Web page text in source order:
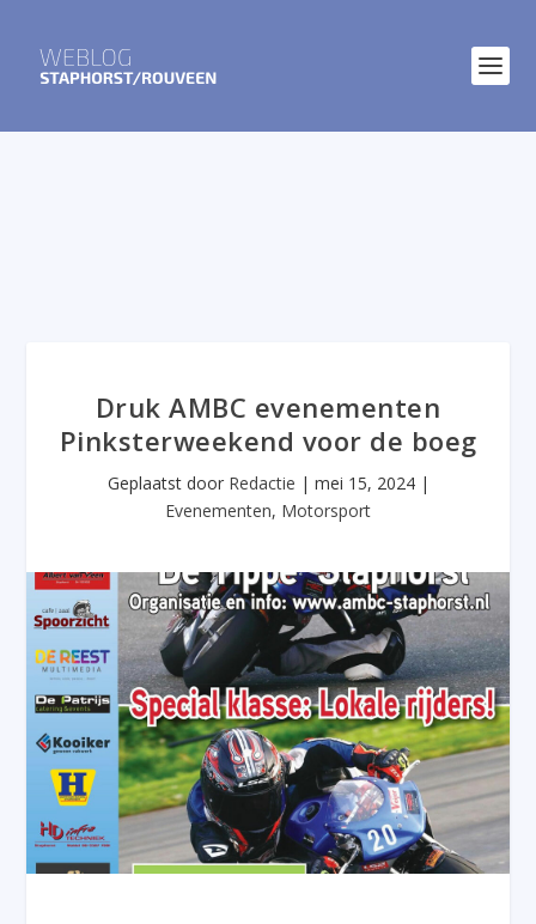
Druk AMBC evenementen
Pinksterweekend voor de boeg
Geplaatst door Redactie | mei 15, 2024|
Evenementen, Motorsport